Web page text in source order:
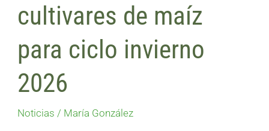
cultivares de maíz
para ciclo invierno
2026
Noticias / María González